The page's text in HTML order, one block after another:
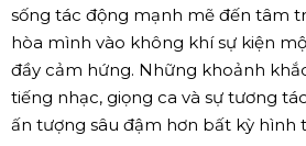
sống tác động mạnh mẽ đến tâm
hòa mình vào không khí sự kiện
đầy cảm hứng. Những khoảnh
tiếng nhạc, giọng ca và sự tương
ấn tượng sâu đậm hơn bất kỳ hình